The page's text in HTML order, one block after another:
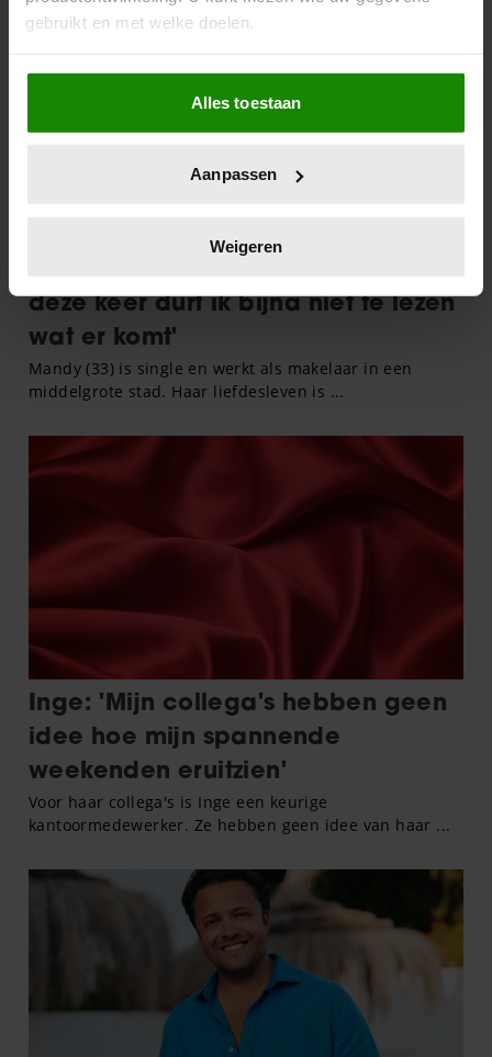
gebruikt en met welke doelen.
Als u het toestaat, willen we ook graag:
Informatie verzamelen over uw geografische
locatie, die tot een paar meter nauwkeurig kan zijn
scannen op specifieke eigenschappen (fingerprinting)
verwerkt en stel uw voorkeuren in het
intrekken in de Cookieverklaring.
We gebruiken cookies om content en advertenties te
personaliseren, om functies voor social media te bieden
en om ons websiteverkeer te analyseren. Ook delen we
partners voor social media, adverteren en analyse. Deze
partners kunnen deze gegevens combineren met andere
verzameld op basis van uw gebruik van hun services. U
gaat akkoord met onze cookies als u onze website blijft
Alles toestaan
Aanpassen
Weigeren